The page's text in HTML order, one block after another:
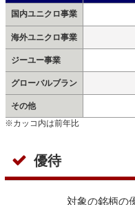
国内ユニクロ事業
海外ユニクロ事業
ジーユー事業
グローバルブラン
その他
※カッコ内は前年比
優待
対象の銘柄の